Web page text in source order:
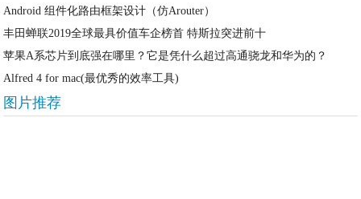
Android 组件化路由框架设计（仿Arouter）
丰田蝉联2019全球最具价值车企榜首 特斯拉突进前十
苹果A系芯片到底强在哪里？它是凭什么超过高通骁龙和华为的？
Alfred 4 for mac(最优秀的效率工具)
图片推荐